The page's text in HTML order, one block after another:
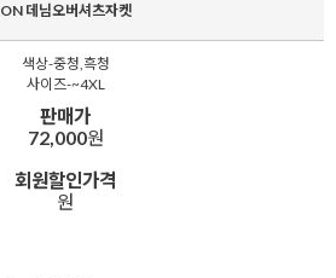
ON 데님오버셔츠자켓
색상-중청,흑청
사이즈-~4XL
판매가
72,000원
회원할인가격
원